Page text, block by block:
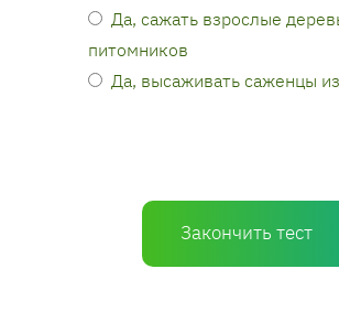
Да, сажать взрослые
питомников
Да, высаживать саженцы
Закончить тест